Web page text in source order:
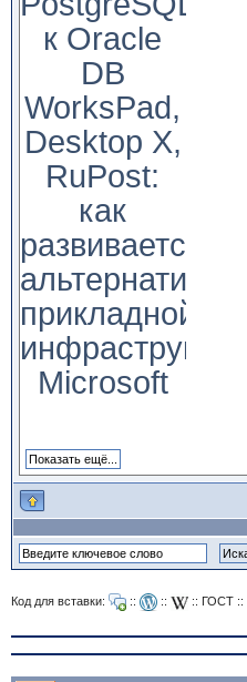
к Oracle
DB
WorksPad,
Desktop X,
RuPost:
как
развивается
альтернатива
прикладной
инфраструктуре
Microsoft
Код для вставки: :: :: :: ГОСТ::